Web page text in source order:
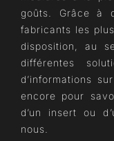
goûts. Grâce à
fabricants les
disposition, au
différentes
d’informations
encore pour
d’un insert ou
nous.